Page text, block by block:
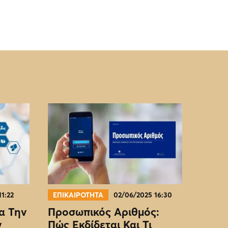
Την
ΕΠΙΚΑΙΡΟΤΗΤΑ 02/06/2025 16:30
Προσωπικός Αριθμός:
Πώς Εκδίδεται Και Τι